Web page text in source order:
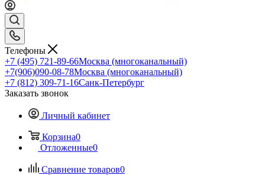
Телефоны
+7 (495) 721-89-66Москва (многоканальный)
+7(906)090-08-78Москва (многоканальный)
+7 (812) 309-71-16Санк-Петербург
Заказать звонок
Личный кабинет
Корзина0
Отложенные0
Сравнение товаров0